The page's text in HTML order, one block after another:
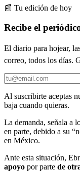
📰 Tu edición de hoy
Recibe el
El diario para hojear,
correo, todos los días.
Al suscribirte aceptas
baja cuando quieras.
La demanda, señala a
en parte, debido a su
en México.
Ante esta situación,
apoyo por parte de